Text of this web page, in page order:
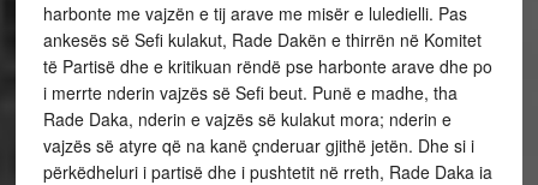
harbonte me vajzën e tij arave me misër e luledielli. Pas
ankesës së Sefi kulakut, Rade Dakën e thirrën në Komitet
të Partisë dhe e kritikuan rëndë pse harbonte arave dhe po
i merrte nderin vajzës së Sefi beut. Punë e madhe, tha
Rade Daka, nderin e vajzës së kulakut mora; nderin e
vajzës së atyre që na kanë çnderuar gjithë jetën. Dhe si i
përkëdheluri i partisë dhe i pushtetit në rreth, Rade Daka ia